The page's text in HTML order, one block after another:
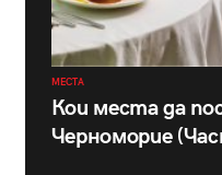
МЕСТА
Кои места да
Черноморие